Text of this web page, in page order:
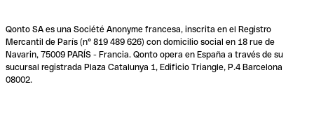
Qonto SA es una Société Anonyme francesa, inscrita en el Registro
Mercantil de París (n° 819 489 626) con domicilio social en 18 rue de
Navarin, 75009 PARÍS - Francia. Qonto opera en España a través de su
sucursal registrada Plaza Catalunya 1, Edificio Triangle, P.4 Barcelona
08002.